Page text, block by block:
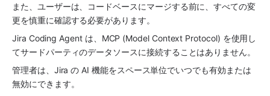
また、ユーザーは、コードベースにマージする前に、すべての変
更を慎重に確認する必要があります。
Jira Coding Agent は、MCP (Model Context Protocol) を使用し
てサードパーティのデータソースに接続することはありません。
管理者は、Jira の AI 機能をスペース単位でいつでも有効または
無効にできます。